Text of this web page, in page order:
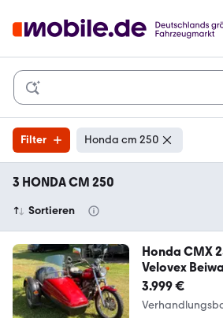
Filter Honda cm 250
3 HONDA CM 250
Sortieren
Honda CMX
Velovex
3.999 €